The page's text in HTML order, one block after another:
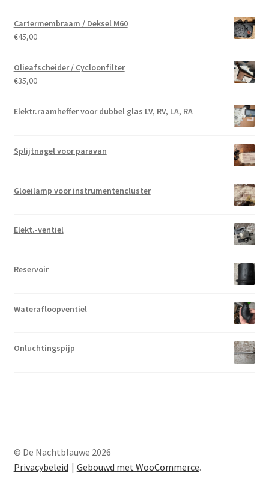
Cartermembraam / Deksel M60
€45,00
Olieafscheider / Cycloonfilter
€35,00
Elektr.raamheffer voor dubbel glas LV, RV, LA, RA
Splijtnagel voor paravan
Gloeilamp voor instrumentencluster
Elekt.-ventiel
Reservoir
Waterafloopventiel
Onluchtingspijp
© De Nachtblauwe 2026
Privacybeleid
Gebouwd met WooCommerce.